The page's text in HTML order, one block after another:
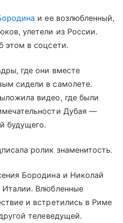
и ее возлюбленный,
улетели из России.
этом в соцсети.
где они вместе
сидели в самолете.
видео, где были
Дубая —
будущего.
ролик знаменитость.
Бородина и Николай
Влюбленные
и встретились в Риме
телеведущей.